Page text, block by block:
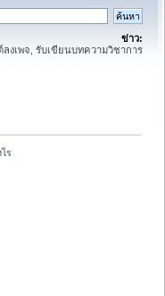
ข่าว:
งเพจ, รับเขียนบทความวิชาการ
ร